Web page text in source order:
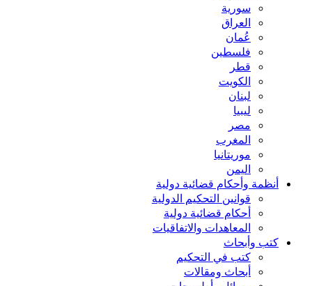
سورية
العراق
عُمان
فلسطين
قطر
الكويت
لبنان
ليبيا
مصر
المغرب
موريتانيا
اليمن
أنظمة وأحكام قضائية دولية
قوانين التحكيم الدولية
أحكام قضائية دولية
المعاهدات والاتفاقيات
كتب وأبحاث
كتب في التحكيم
أبحاث ومقالات